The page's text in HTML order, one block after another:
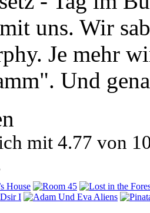
uns. Wir
Je mehr
Und
mit 4.77 von